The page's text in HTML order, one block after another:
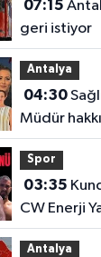
07:15
geri istiyor
Antalya
04:30Sağlık Müdürlüğü’nde kriz!
Müdür
Spor
03:35
CW Enerji
Etabı
Antalya